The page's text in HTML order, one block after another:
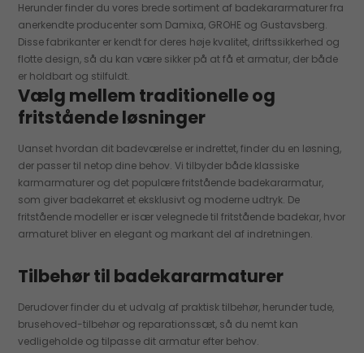
Herunder finder du vores brede sortiment af badekararmaturer fra
anerkendte producenter som Damixa, GROHE og Gustavsberg.
Disse fabrikanter er kendt for deres høje kvalitet, driftssikkerhed og
flotte design, så du kan være sikker på at få et armatur, der både
er holdbart og stilfuldt.
Vælg mellem traditionelle og
fritstående løsninger
Uanset hvordan dit badeværelse er indrettet, finder du en løsning,
der passer til netop dine behov. Vi tilbyder både klassiske
karmarmaturer og det populære fritstående badekararmatur,
som giver badekarret et eksklusivt og moderne udtryk. De
fritstående modeller er især velegnede til fritstående badekar, hvor
armaturet bliver en elegant og markant del af indretningen.
Tilbehør til badekararmaturer
Derudover finder du et udvalg af praktisk tilbehør, herunder tude,
brusehoved-tilbehør og reparationssæt, så du nemt kan
vedligeholde og tilpasse dit armatur efter behov.